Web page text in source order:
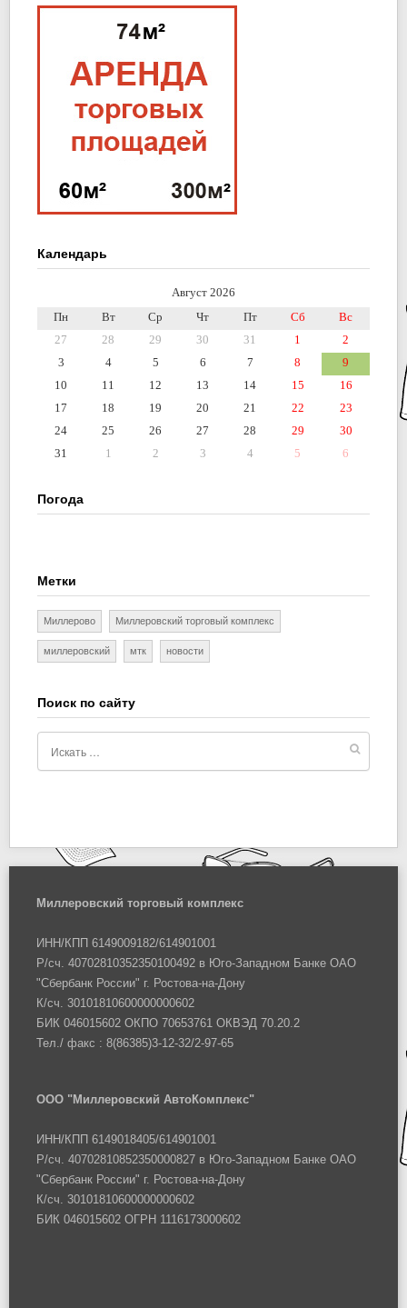
Календарь
Август 2026
Пн
Вт Ср Чт Пт Сб
Вс
27
28 29 30 31 1
2
3
4 5 6 7 8
9
10
11 12 13 14 15
16
17
18 19 20 21 22
23
24
25 26 27 28 29
30
31
1 2 3 4 5 6
Погода
Метки
Миллерово Миллеровский торговый комплекс
миллеровский мтк новости
Поиск по сайту
Миллеровский торговый комплекс
ИНН/КПП 6149009182/614901001
Р/сч. 40702810352350100492 в Юго-Западном Банке ОАО
"Сбербанк России" г. Ростова-на-Дону
К/сч. 30101810600000000602
БИК 046015602 ОКПО 70653761 ОКВЭД 70.20.2
Тел./ факс : 8(86385)3-12-32/2-97-65
ООО "Миллеровский АвтоКомплекс"
ИНН/КПП 6149018405/614901001
Р/сч. 40702810852350000827 в Юго-Западном Банке ОАО
"Сбербанк России" г. Ростова-на-Дону
К/сч. 30101810600000000602
БИК 046015602 ОГРН 1116173000602